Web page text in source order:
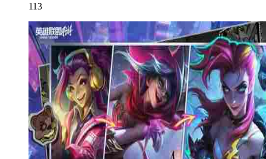
113